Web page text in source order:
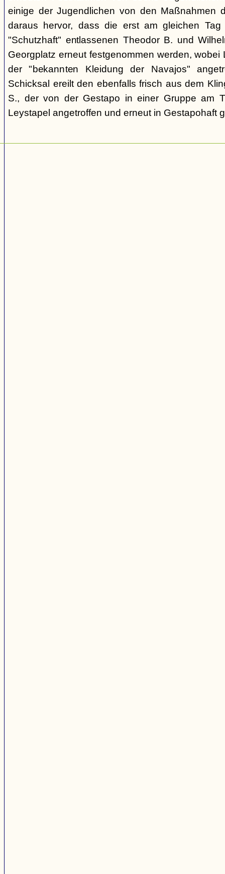
einige der Jugendlichen von den Maßnahmen
daraus hervor, dass die erst am gleichen Tag
"Schutzhaft" entlassenen Theodor B. und
Georgplatz erneut festgenommen werden, wobei
der "bekannten Kleidung der Navajos"
Schicksal ereilt den ebenfalls frisch aus dem
S., der von der Gestapo in einer Gruppe am
Leystapel angetroffen und erneut in Gestapohaft